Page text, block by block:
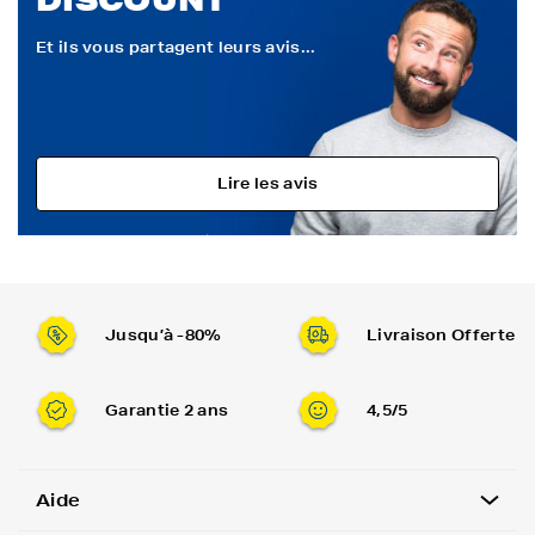
Et ils vous partagent leurs avis...
Lire les avis
Jusqu’à -80% Livraison Offerte
Garantie 2 ans 4,5/5
Aide